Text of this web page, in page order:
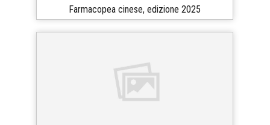
Farmacopea cinese, edizione 2025